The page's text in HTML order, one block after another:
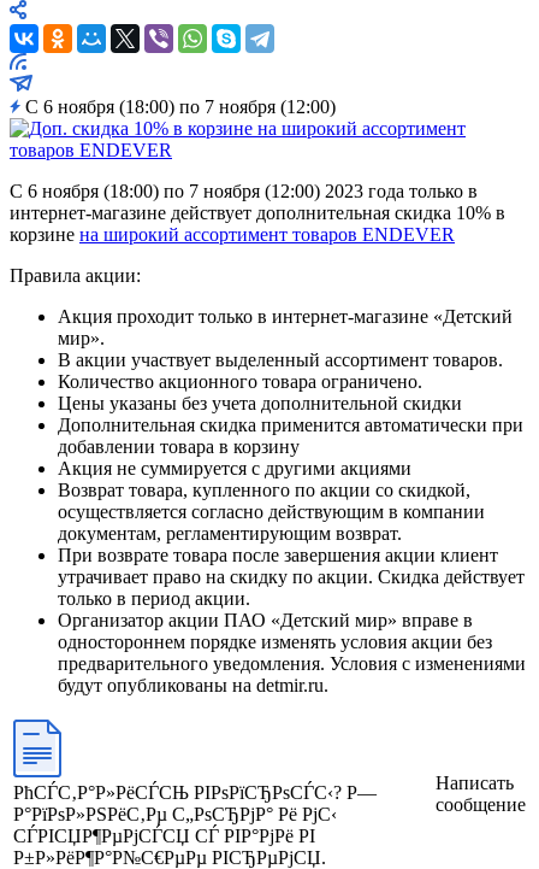
С 6 ноября (18:00) по 7 ноября (12:00)
С 6 ноября (18:00) по 7 ноября (12:00) 2023 года только в
интернет-магазине действует дополнительная скидка 10% в
корзине на широкий ассортимент товаров ENDEVER
Правила акции:
Акция проходит только в интернет-магазине «Детский
мир».
В акции участвует выделенный ассортимент товаров.
Количество акционного товара ограничено.
Цены указаны без учета дополнительной скидки
Дополнительная скидка применится автоматически при
добавлении товара в корзину
Акция не суммируется с другими акциями
Возврат товара, купленного по акции со скидкой,
осуществляется согласно действующим в компании
документам, регламентирующим возврат.
При возврате товара после завершения акции клиент
утрачивает право на скидку по акции. Скидка действует
только в период акции.
Организатор акции ПАО «Детский мир» вправе в
одностороннем порядке изменять условия акции без
предварительного уведомления. Условия с изменениями
будут опубликованы на detmir.ru.
РћСЃС‚Р°Р»РёСЃСЊ РІРѕРїСЂРѕСЃС‹? Р—
Р°РїРѕР»РЅРёС‚Рµ С„РѕСЂРјР° Рё РјС‹
СЃРІСЏР¶РµРјСЃСЏ СЃ РІР°РјРё РІ
Р±Р»РёР¶Р°Р№С€РµРµ РІСЂРµРјСЏ.
Написать
сообщение